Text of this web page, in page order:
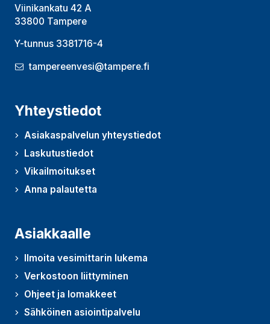
Viinikankatu 42 A
33800 Tampere
Y-tunnus 3381716-4
tampereenvesi@tampere.fi
Yhteystiedot
Asiakaspalvelun yhteystiedot
Laskutustiedot
Vikailmoitukset
Anna palautetta
(Avautuu uudessa ikkunassa)
Asiakkaalle
Ilmoita vesimittarin lukema
Verkostoon liittyminen
Ohjeet ja lomakkeet
Sähköinen asiointipalvelu